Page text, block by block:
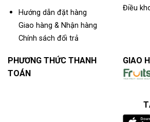
Hướng dẫn đặt hàng
Giao hàng & Nhận hàng
Chính sách đổi trả
Điều
PHƯƠNG THỨC THANH
TOÁN
GIAO